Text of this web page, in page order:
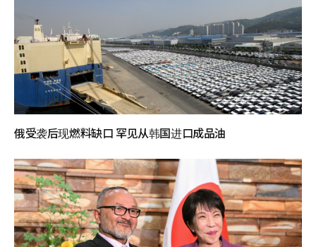
俄受袭后现燃料缺口 罕见从韩国进口成品油